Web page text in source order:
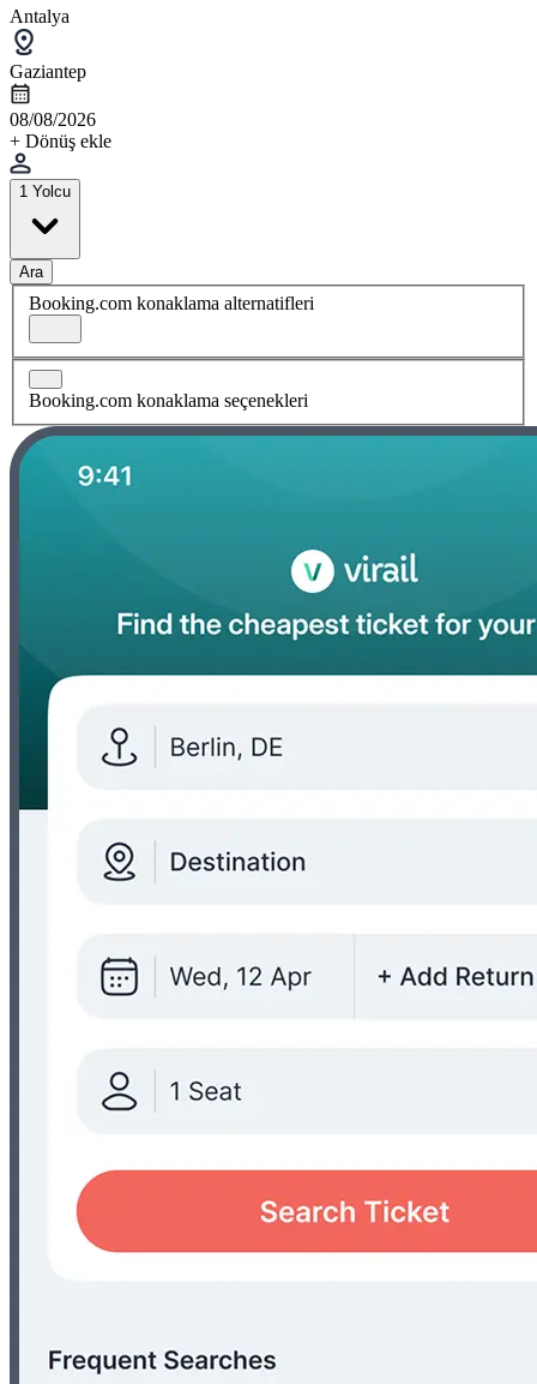
Antalya
Gaziantep
08/08/2026
+ Dönüş ekle
1 Yolcu
Ara
Booking.com konaklama alternatifleri
Booking.com konaklama seçenekleri